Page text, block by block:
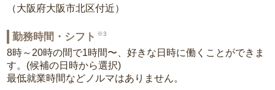
（大阪府大阪市北区付近）
勤務時間・シフト ※3
8時～20時の間で1時間〜、好きな日時に働くことができま
す。(候補の日時から選択)
最低就業時間などノルマはありません。